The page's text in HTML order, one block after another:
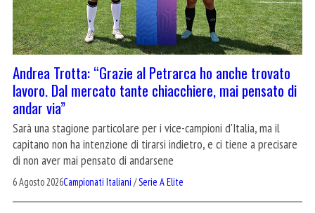
Andrea Trotta: “Grazie al Petrarca ho anche trovato
lavoro. Dal mercato tante chiacchiere, mai pensato di
andar via”
Sarà una stagione particolare per i vice-campioni d'Italia, ma il
capitano non ha intenzione di tirarsi indietro, e ci tiene a precisare
di non aver mai pensato di andarsene
6 Agosto 2026Campionati Italiani /Serie A Elite